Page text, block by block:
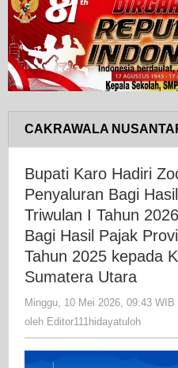
CAKRAWALA
Bupati Karo Hadiri
Penyaluran Bagi
Triwulan I Tahun
Bagi Hasil Pajak
Tahun 2025 kepada
Sumatera Utara
Minggu, 10 Mei 2026, 09:43 WIB
oleh Editor111hidayatuloh